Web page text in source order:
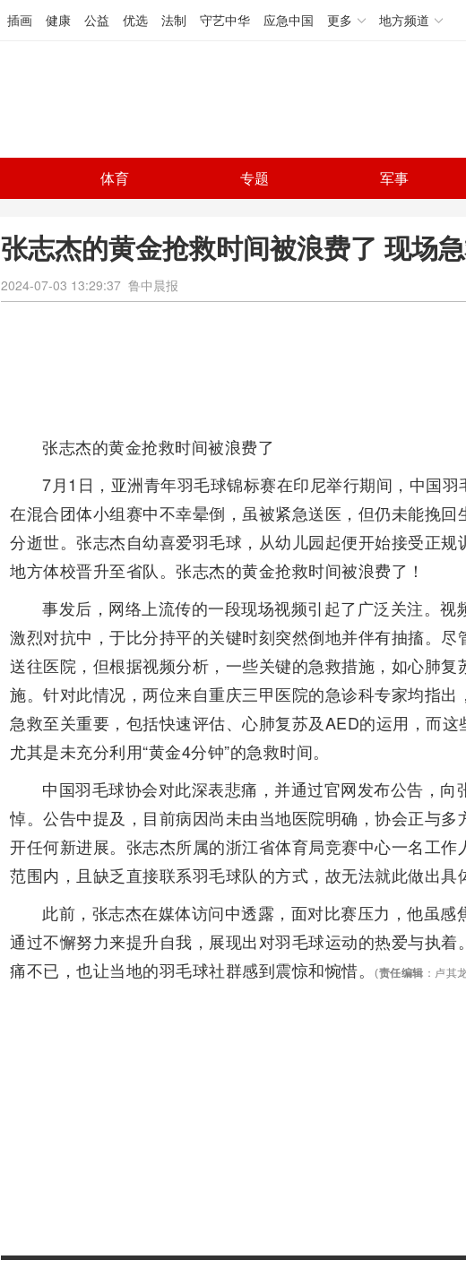
插画 健康 公益 优选 法制 守艺中华 应急中国 更多 地方频道
体育 专题 军事
张志杰的黄金抢救时间被浪费了 现场
2024-07-03 13:29:37 鲁中晨报
张志杰的黄金抢救时间被浪费了
7月1日，亚洲青年羽毛球锦标赛在印尼举行期间，中国
在混合团体小组赛中不幸晕倒，虽被紧急送医，但仍未能挽
分逝世。张志杰自幼喜爱羽毛球，从幼儿园起便开始接受正规
地方体校晋升至省队。张志杰的黄金抢救时间被浪费了！
事发后，网络上流传的一段现场视频引起了广泛关注。视
激烈对抗中，于比分持平的关键时刻突然倒地并伴有抽搐。
送往医院，但根据视频分析，一些关键的急救措施，如心肺
施。针对此情况，两位来自重庆三甲医院的急诊科专家均指
急救至关重要，包括快速评估、心肺复苏及AED的运用，而这
尤其是未充分利用“黄金4分钟”的急救时间。
中国羽毛球协会对此深表悲痛，并通过官网发布公告，向
悼。公告中提及，目前病因尚未由当地医院明确，协会正与
开任何新进展。张志杰所属的浙江省体育局竞赛中心一名工
范围内，且缺乏直接联系羽毛球队的方式，故无法就此做出具
此前，张志杰在媒体访问中透露，面对比赛压力，他虽感
通过不懈努力来提升自我，展现出对羽毛球运动的热爱与执
痛不已，也让当地的羽毛球社群感到震惊和惋惜。
(责任编辑 ：卢其